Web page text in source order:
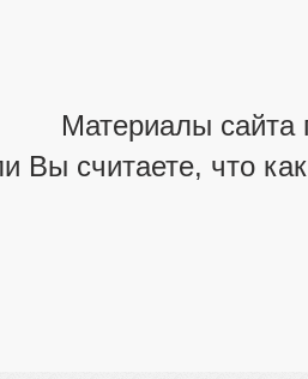
Материалы сайта
Вы считаете, что